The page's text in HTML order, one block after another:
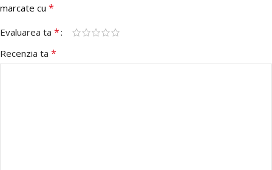
marcate cu *
Evaluarea ta *
Recenzia ta *